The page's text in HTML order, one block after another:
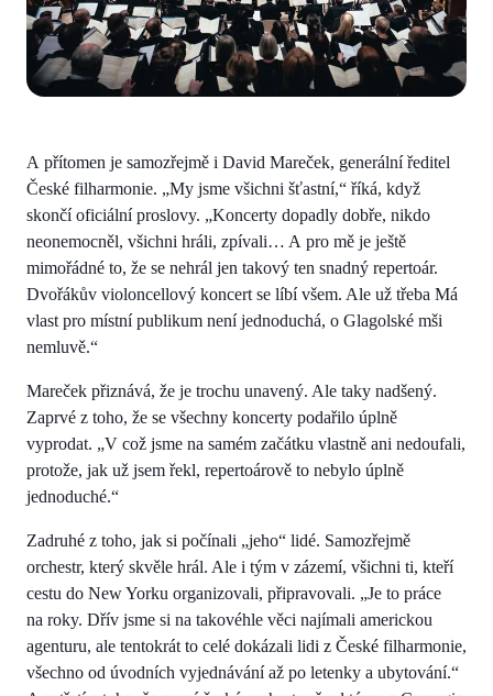
A přítomen je samozřejmě i David Mareček, generální ředitel
České filharmonie. „My jsme všichni šťastní,“ říká, když
skončí oficiální proslovy. „Koncerty dopadly dobře, nikdo
neonemocněl, všichni hráli, zpívali… A pro mě je ještě
mimořádné to, že se nehrál jen takový ten snadný repertoár.
Dvořákův violoncellový koncert se líbí všem. Ale už třeba Má
vlast pro místní publikum není jednoduchá, o Glagolské mši
nemluvě.“
Mareček přiznává, že je trochu unavený. Ale taky nadšený.
Zaprvé z toho, že se všechny koncerty podařilo úplně
vyprodat. „V což jsme na samém začátku vlastně ani nedoufali,
protože, jak už jsem řekl, repertoárově to nebylo úplně
jednoduché.“
Zadruhé z toho, jak si počínali „jeho“ lidé. Samozřejmě
orchestr, který skvěle hrál. Ale i tým v zázemí, všichni ti, kteří
cestu do New Yorku organizovali, připravovali. „Je to práce
na roky. Dřív jsme si na takovéhle věci najímali americkou
agenturu, ale tentokrát to celé dokázali lidi z České filharmonie,
všechno od úvodních vyjednávání až po letenky a ubytování.“